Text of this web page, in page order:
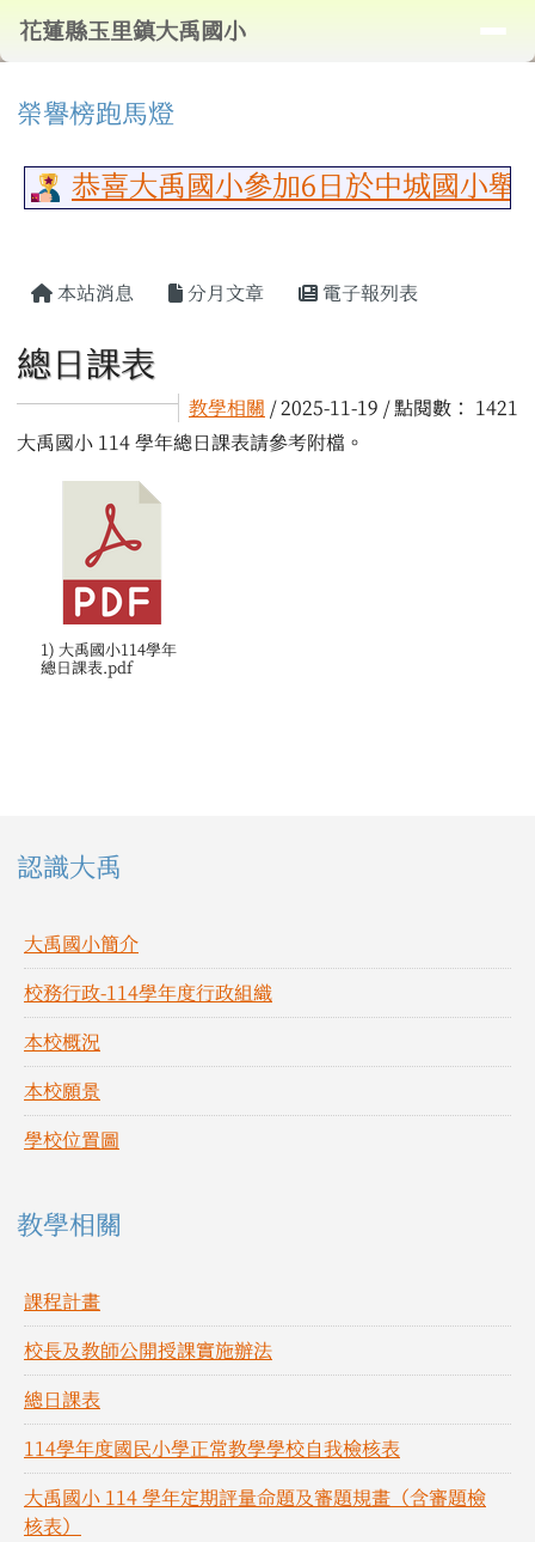
花蓮縣玉里鎮大禹國小
導覽列
花蓮縣玉里鎮大禹國小
上中區域內容
榮譽榜跑馬燈
恭喜大禹國小參加6日於中城國小舉
本站消息 分月文章 電子報列表
總日課表
教學相關 / 2025-11-19 / 點閱數： 1421
大禹國小 114 學年總日課表請參考附檔。
1) 大禹國小114學年
總日課表.pdf
左邊區域內容
認識大禹
大禹國小簡介
校務行政-114學年度行政組織
本校概況
本校願景
學校位置圖
教學相關
課程計畫
校長及教師公開授課實施辦法
總日課表
114學年度國民小學正常教學學校自我檢核表
大禹國小 114 學年定期評量命題及審題規畫（含審題檢
核表）